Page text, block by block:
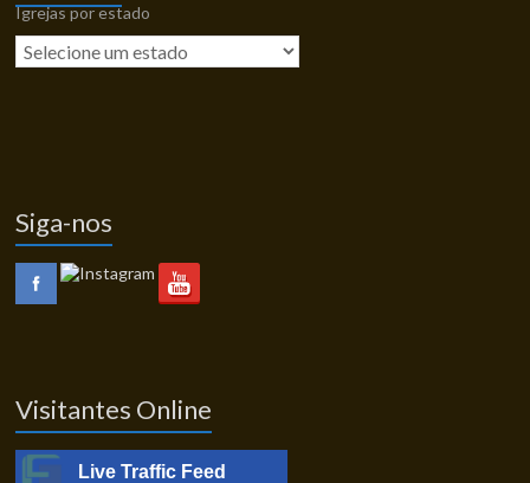
Igrejas por estado
Siga-nos
Visitantes Online
Live Traffic Feed